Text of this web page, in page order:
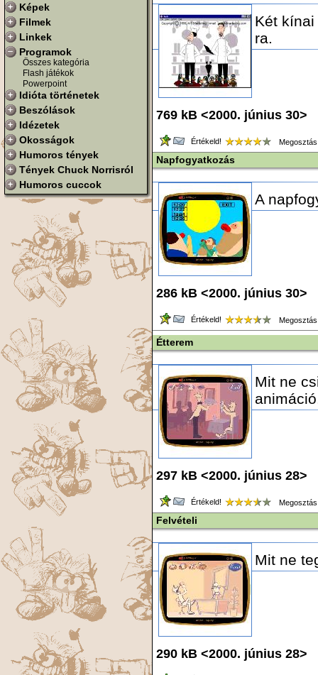
Képek
Filmek
Linkek
Programok
Összes kategória
Flash játékok
Powerpoint
Idióta történetek
Beszólások
Idézetek
Okosságok
Humoros tények
Tények Chuck Norrisról
Humoros cuccok
Két
ra.
769 kB <2000. június 30>
Értékeld!
Napfogyatkozás
A
286 kB <2000. június 30>
Értékeld!
Étterem
Mit ne
297 kB <2000. június 28>
Értékeld!
Felvételi
Mit ne
290 kB <2000. június 28>